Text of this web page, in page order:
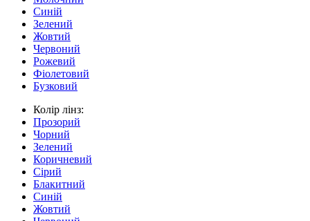
Синій
Зелений
Жовтий
Червоний
Рожевий
Фіолетовий
Бузковий
Колір лінз:
Прозорий
Чорний
Зелений
Коричневий
Сірий
Блакитний
Синій
Жовтий